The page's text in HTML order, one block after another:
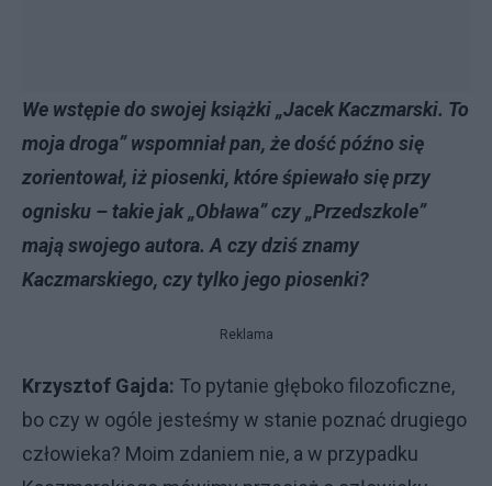
We wstępie do swojej książki „Jacek Kaczmarski. To
moja droga” wspomniał pan, że dość późno się
zorientował, iż piosenki, które śpiewało się przy
ognisku – takie jak „Obława” czy „Przedszkole”
mają swojego autora. A czy dziś znamy
Kaczmarskiego, czy tylko jego piosenki?
Reklama
Krzysztof Gajda: To pytanie głęboko filozoficzne,
bo czy w ogóle jesteśmy w stanie poznać drugiego
człowieka? Moim zdaniem nie, a w przypadku